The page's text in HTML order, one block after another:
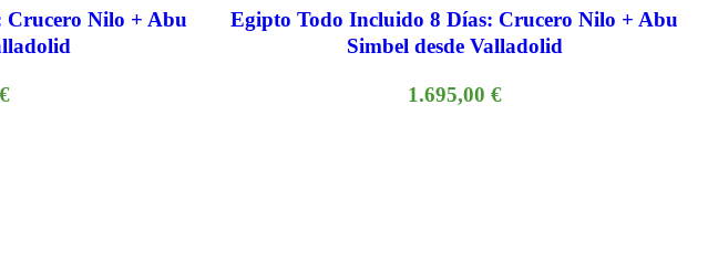
Crucero Nilo + Abu
€
Egipto Todo Incluido 8 Días: Crucero Nilo + Abu
Simbel desde Valladolid
1.695,00 €